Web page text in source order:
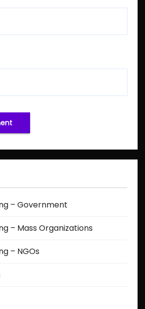
– Government
– Mass Organizations
– NGOs